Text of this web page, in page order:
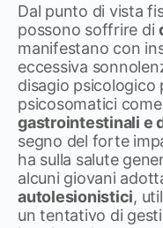
Dal punto di vista
possono soffrire di
manifestano con
eccessiva
disagio psicologico
psicosomatici
gastrointestinali e
segno del forte
ha sulla salute
alcuni giovani
autolesionistici,
un tentativo di